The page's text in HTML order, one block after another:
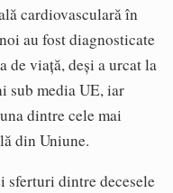
cardiovasculară în
au fost diagnosticate
de viață, deși a urcat la
sub media UE, iar
dintre cele mai
din Uniune.
sferturi dintre decesele